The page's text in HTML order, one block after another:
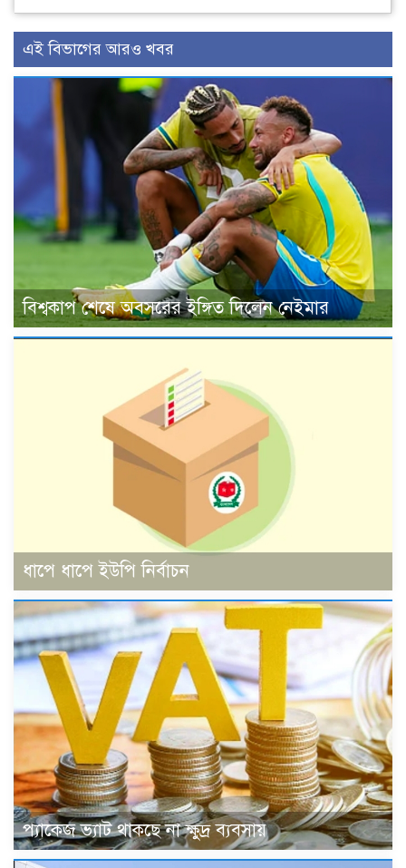
এই বিভাগের আরও খবর
বিশ্বকাপ শেষে অবসরের ইঙ্গিত দিলেন নেইমার
ধাপে ধাপে ইউপি নির্বাচন
প্যাকেজ ভ্যাট থাকছে না ক্ষুদ্র ব্যবসায়